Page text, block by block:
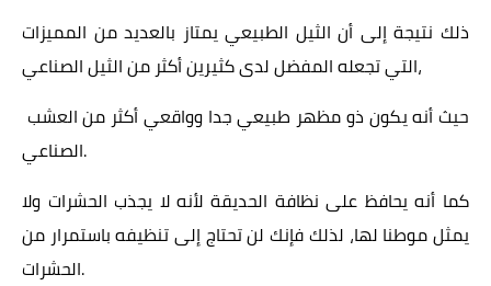
ذلك نتيجة إلى أن الثيل الطبيعي يمتاز بالعديد من المميزات
التي تجعله المفضل لدى كثيرين أكثر من الثيل الصناعي،
الصناعي.
كما أنه يحافظ على نظافة الحديقة لأنه لا يجذب الحشرات ولا
يمثل موطنا لها، لذلك فإنك لن تحتاج إلى تنظيفه باستمرار من
الحشرات.